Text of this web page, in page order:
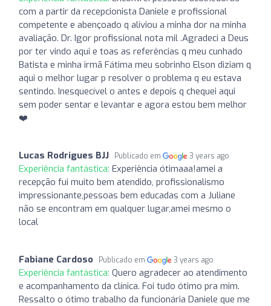
com a partir da recepcionista Daniele e profissional
competente e abençoado q aliviou a minha dor na minha
avaliação. Dr. Igor profissional nota mil .Agradeci a Deus
por ter vindo aqui e toas as referências q meu cunhado
Batista e minha irmã Fátima meu sobrinho Elson diziam q
aqui o melhor lugar p resolver o problema q eu estava
sentindo. Inesquecível o antes e depois q chequei aqui
sem poder sentar e levantar e agora estou bem melhor
❤️
Lucas Rodrigues BJJ Publicado em 3 years ago
Experiência fantástica: Experiência ótimaaa!amei a
recepção fui muito bem atendido, profissionalismo
impressionante,pessoas bem educadas com a Juliane
não se encontram em qualquer lugar,amei mesmo o
local
Fabiane Cardoso Publicado em 3 years ago
Experiência fantástica: Quero agradecer ao atendimento
e acompanhamento da clínica. Foi tudo ótimo pra mim.
Ressalto o ótimo trabalho da funcionária Daniele que me